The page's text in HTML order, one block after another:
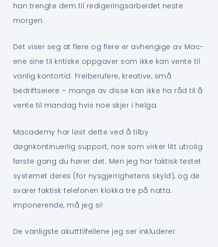
han trengte dem til redigeringsarbeidet neste
morgen.
Det viser seg at flere og flere er avhengige av Mac-
ene sine til kritiske oppgaver som ikke kan vente til
vanlig kontortid. Freiberufere, kreative, små
bedriftseiere – mange av disse kan ikke ha råd til å
vente til mandag hvis noe skjer i helga.
Macademy har løst dette ved å tilby
døgnkontinuerlig support, noe som virker litt utrolig
første gang du hører det. Men jeg har faktisk testet
systemet deres (for nysgjerrighetens skyld), og de
svarer faktisk telefonen klokka tre på natta.
Imponerende, må jeg si!
De vanligste akutttilfellene jeg ser inkluderer: